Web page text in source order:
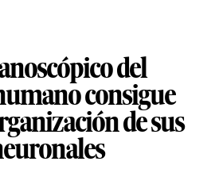
del
consigue
de sus